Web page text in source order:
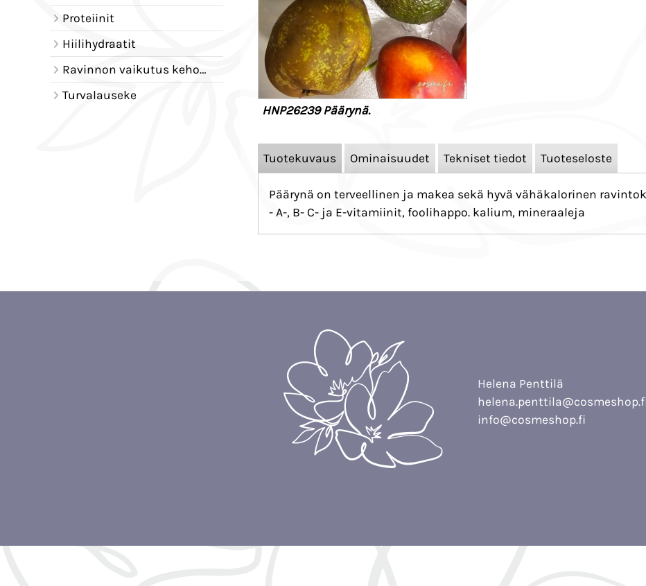
Proteiinit
Hiilihydraatit
Ravinnon vaikutus kehoomme
Turvalauseke
HNP26239 Päärynä.
Tuotekuvaus Ominaisuudet Tekniset tiedot Tuoteseloste
Päärynä on terveellinen ja makea sekä hyvä vähäkalorinen
- A-, B- C- ja E-vitamiinit, foolihappo. kalium, mineraaleja
Helena Penttilä
info@cosmeshop.fi